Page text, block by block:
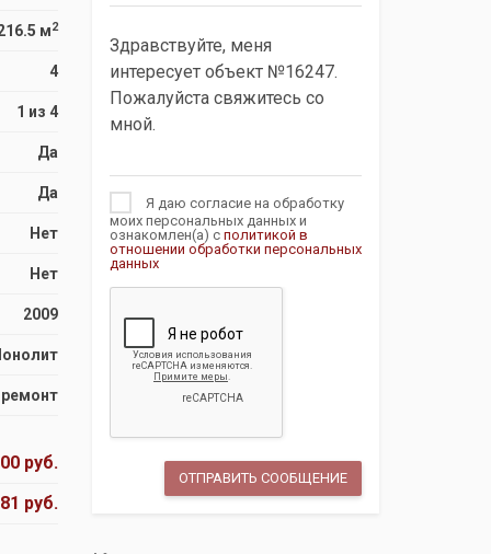
м2
4
1 из 4
Да
Да
Нет
Нет
2009
руб.
руб.
Я даю согласие на обработку
моих персональных данных и
ознакомлен(а) с политикой в
отношении обработки персональных
данных